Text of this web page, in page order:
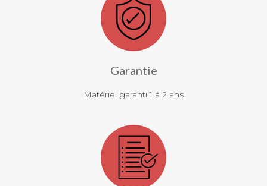
Garantie
Matériel garanti 1 à 2 ans